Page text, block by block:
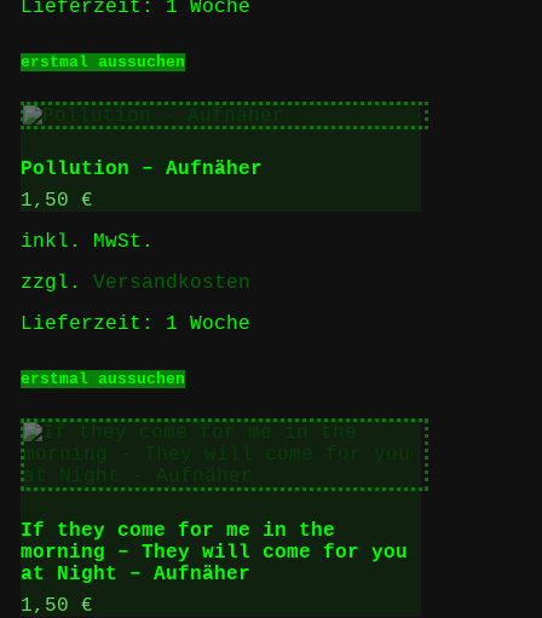
werden
Lieferzeit: 1 Woche
erstmal aussuchenProdukt
mehrere
Varianten
auf.
Die
Produktseite
werden
Pollution – Aufnäher
1,50 €
inkl. MwSt.
zzgl. Versandkosten
Lieferzeit: 1 Woche
erstmal aussuchenProdukt
mehrere
Varianten
auf.
Die
Optionen
können
auf
der
If they come for me in the
morning – They will come for you
at Night – Aufnäher
1,50 €